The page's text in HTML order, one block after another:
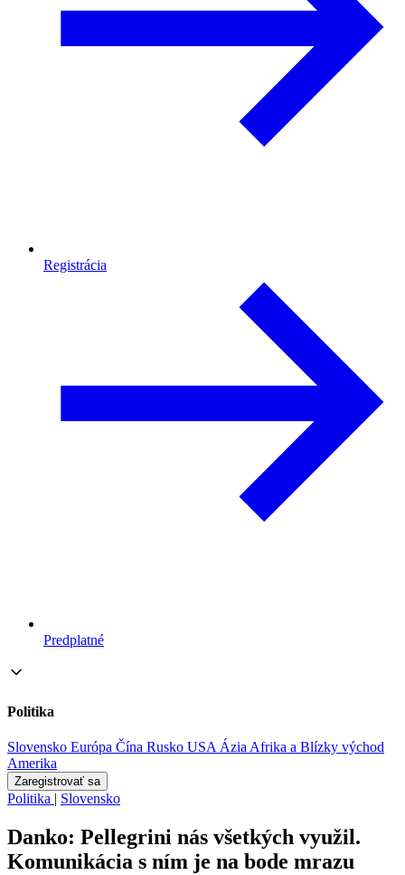
Registrácia
Predplatné
Politika
Slovensko Európa Čína Rusko USA ÁziaAfrika a Blízky východ
Amerika
Zaregistrovať sa
Politika | Slovensko
Danko: Pellegrini nás všetkých využil.
Komunikácia s ním je na bode mrazu